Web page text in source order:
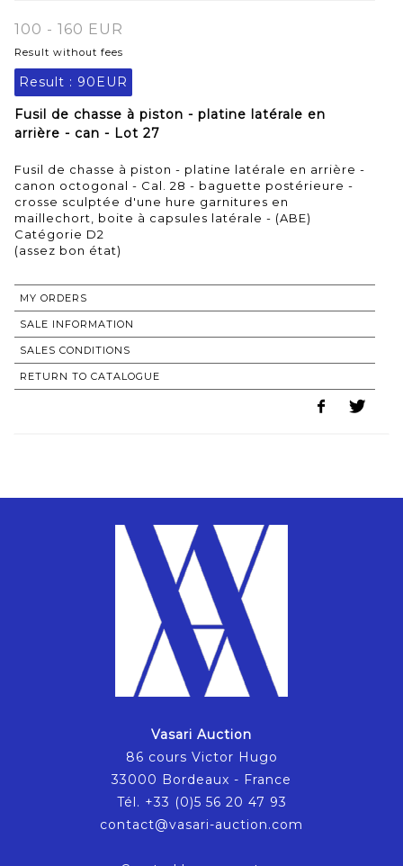
100 - 160 EUR
Result without fees
Result : 90EUR
Fusil de chasse à piston - platine latérale en
arrière - can - Lot 27
Fusil de chasse à piston - platine latérale en arrière -
canon octogonal - Cal. 28 - baguette postérieure -
crosse sculptée d'une hure garnitures en
maillechort, boite à capsules latérale - (ABE)
Catégorie D2
(assez bon état)
MY ORDERS
SALE INFORMATION
SALES CONDITIONS
RETURN TO CATALOGUE
Vasari Auction
86 cours Victor Hugo
33000 Bordeaux - France
Tél. +33 (0)5 56 20 47 93
contact@vasari-auction.com